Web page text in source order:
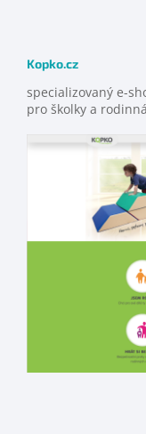
Kopko.cz
specializovaný e-
pro školky a